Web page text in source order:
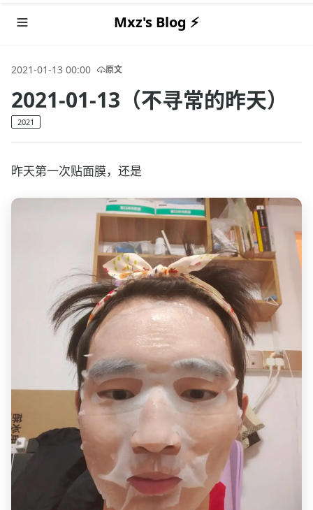
Mxz's Blog ⚡️
2021-01-13 00:00 原文
2021-01-13（不寻常的昨天）
2021
昨天第一次贴面膜，还是